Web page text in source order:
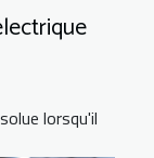
lorsqu'il